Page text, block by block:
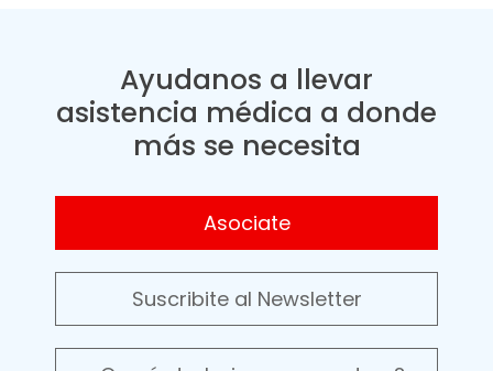
Ayudanos a llevar
asistencia médica a donde
más se necesita
Asociate
Suscribite al Newsletter